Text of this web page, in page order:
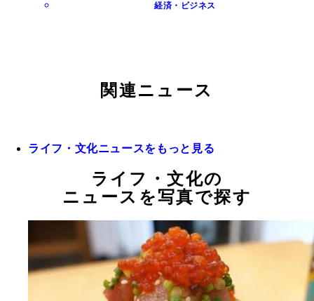
経済・ビジネス
関連ニュース
ライフ・文化ニュースをもっと見る
ライフ・文化の
ニュースを写真で探す